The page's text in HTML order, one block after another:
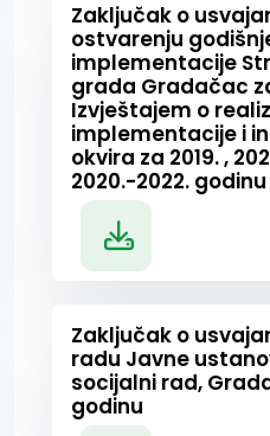
Zaključak o
ostvarenju
implementacije
grada Gradačac
Izvještajem o
implementacije i
okvira za 2019. ,
2020.-2022. godinu
Zaključak o
radu Javne
socijalni rad,
godinu